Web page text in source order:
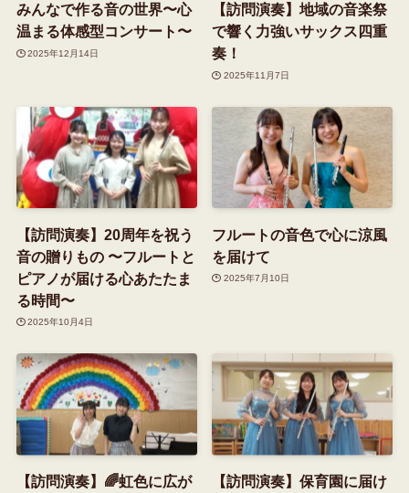
みんなで作る音の世界〜心
温まる体感型コンサート〜
2025年12月14日
【訪問演奏】地域の音楽祭
で響く力強いサックス四重
奏！
2025年11月7日
【訪問演奏】20周年を祝う
音の贈りもの 〜フルートと
ピアノが届ける心あたたま
る時間〜
2025年10月4日
フルートの音色で心に涼風
を届けて
2025年7月10日
【訪問演奏】🌈虹色に広が
【訪問演奏】保育園に届け